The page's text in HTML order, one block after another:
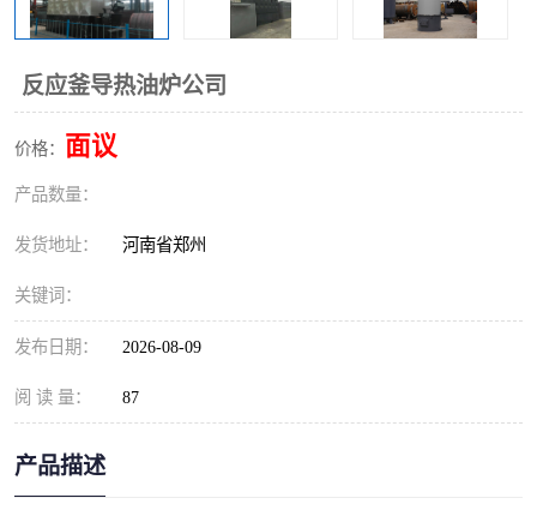
反应釜导热油炉公司
价格： 面议
产品数量：
发货地址： 河南省郑州
关键词：
发布日期： 2026-08-09
阅 读 量： 87
产品描述